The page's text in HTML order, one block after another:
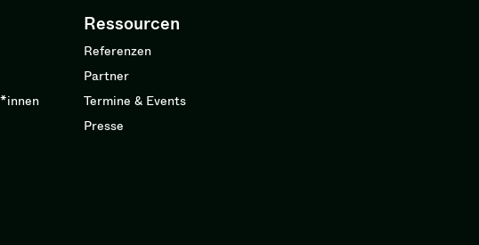
Ressourcen
Referenzen
Partner
Termine & Events
Presse